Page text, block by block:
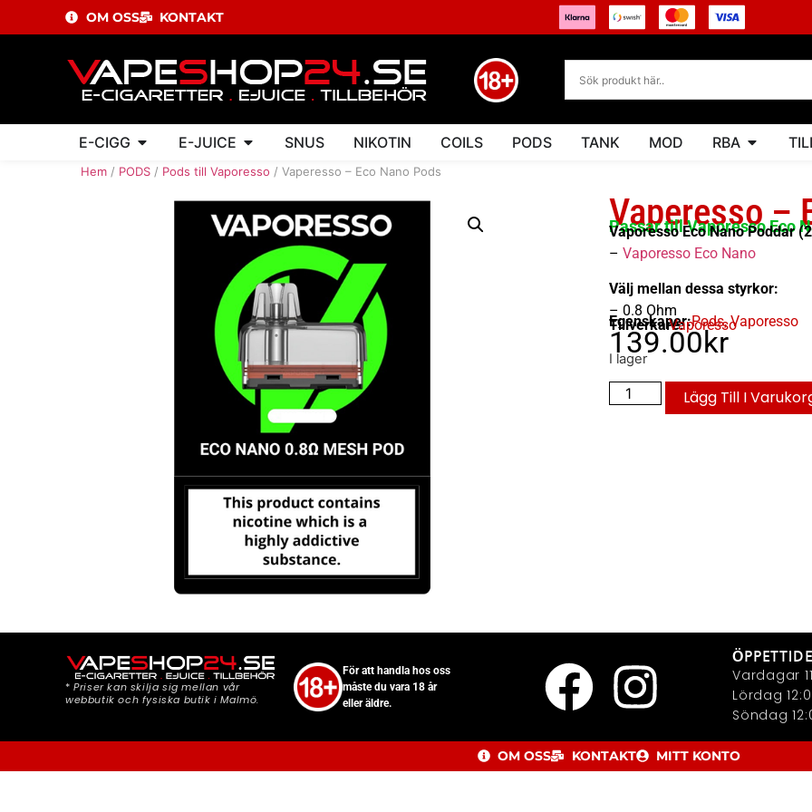
OM OSS KONTAKT
E-CIGG E-JUICE SNUS NIKOTIN COILS PODS TANK MOD RBA
Hem / PODS / Pods till Vaporesso / Vaperesso – Eco Nano Pods
Vaperesso –
Passar till Vaporesso Eco
Vaporesso Eco Nano Poddar
– Vaporesso Eco Nano
Välj mellan dessa styrkor:
– 0.8 Ohm
Egenskaper:Pods,Vaporesso
Tillverkare:Vaporesso
139.00kr
I lager
Lägg Till I
*Priser kan skilja sig mellan vår
webbutik och fysiska butik i Malmö.
För att handla hos oss
måste du vara 18 år
eller äldre.
Vardagar
Lördag
Söndag
OM OSS KONTAKT MITT KONTO